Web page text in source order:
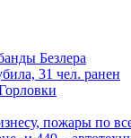
Безлера
31 чел. ранен
пожары по